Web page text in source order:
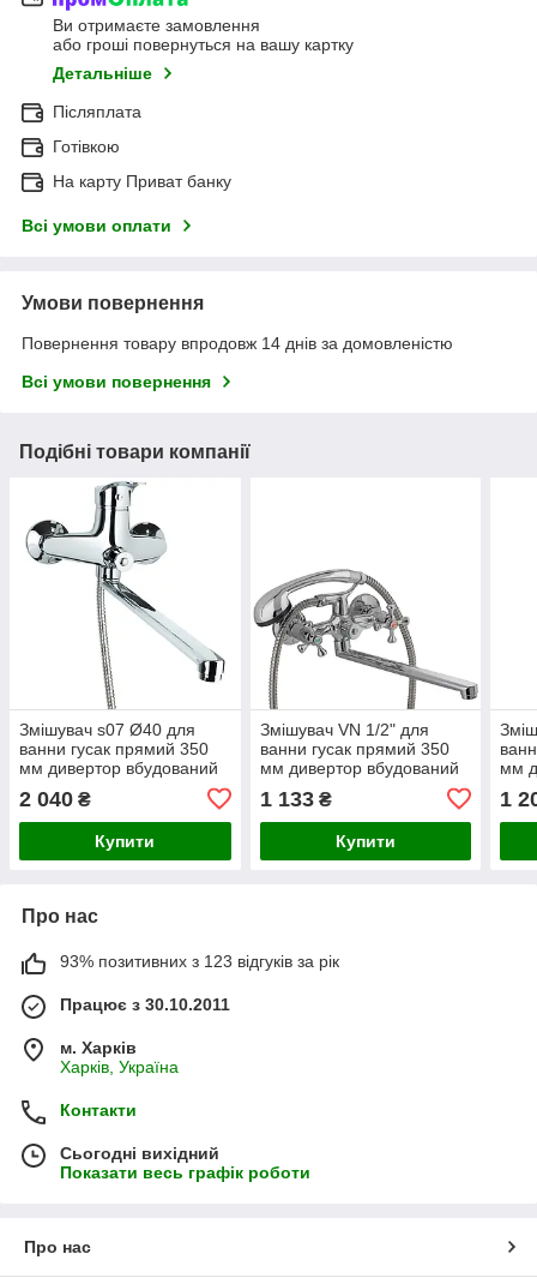
Ви отримаєте замовлення
або гроші повернуться на вашу картку
Детальніше
Післяплата
Готівкою
На карту Приват банку
Всі умови оплати
Умови повернення
Повернення товару впродовж 14 днів за домовленістю
Всі умови повернення
Подібні товари компанії
Змішувач s07 Ø40 для
ванни гусак прямий 350
мм дивертор вбудований
2C245C (9807220)
2 040 ₴
Купити
Змішувач VN 1/2" для
ванни гусак прямий 350
мм дивертор вбудований
2C260C (9885210)
1 133₴
Купити
мм
1
Про нас
93% позитивних з 123 відгуків за рік
Працює з 30.10.2011
м. Харків
Харків, Україна
Контакти
Сьогодні вихідний
Показати весь графік роботи
Про нас